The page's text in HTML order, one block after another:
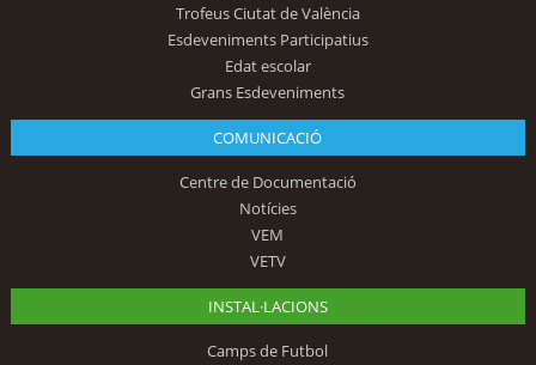
Trofeus Ciutat de València
Esdeveniments Participatius
Edat escolar
Grans Esdeveniments
COMUNICACIÓ
Centre de Documentació
Notícies
VEM
VETV
INSTAL·LACIONS
Camps de Futbol